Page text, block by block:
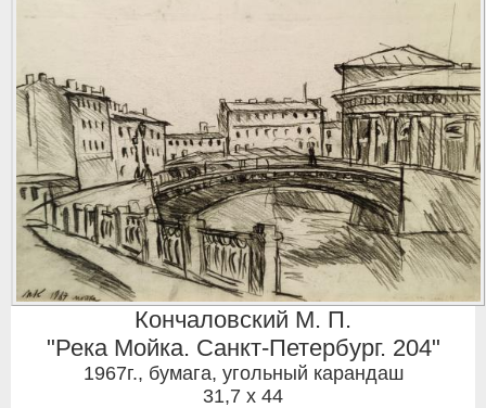
Кончаловский М. П.
"Река Мойка. Санкт-Петербург. 204"
1967г., бумага, угольный карандаш
31,7 x 44